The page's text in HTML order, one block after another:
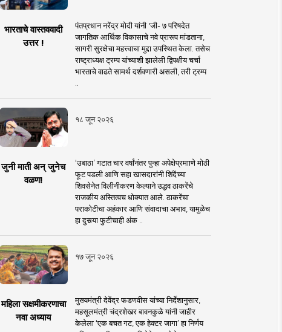
भारताचे वास्तववादी
उत्तर !
पंतप्रधान नरेंद्र मोदी यांनी 'जी- ७ परिषदेत
जागतिक आर्थिक विकासाचे नवे प्रारूप मांडताना,
सागरी सुरक्षेचा महत्त्वाचा मुद्दा उपस्थित केला. तसेच
राष्ट्राध्यक्ष ट्रम्प यांच्याशी झालेली द्विपक्षीय चर्चा
भारताचे वाढते सामर्थ दर्शवणारी असली, तरी ट्रम्प
१८ जून २०२६
जुनी माती अन् जुनेच
वळण!
‘उबाठा’ गटात चार वर्षांनंतर पुन्हा अपेक्षेप्रमााणे मोठी
फूट पडली आणि सहा खासदारांनी शिंदेंच्या
शिवसेनेत विलीनीकरण केल्याने उद्धव ठाकरेंचे
राजकीय अस्तित्वच धोक्यात आले. ठाकरेंचा
पराकोटीचा अहंकार आणि संवादाचा अभाव, यामुळेच
हा दुसर्‍या फुटीचाही अंक ..
१७ जून २०२६
महिला सक्षमीकरणाचा
नवा अध्याय
मुख्यमंत्री देवेंद्र फडणवीस यांच्या निर्देशानुसार,
महसूलमंत्री चंद्रशेखर बावनकुळे यांनी जाहीर
केलेला ‘एक बचत गट, एक हेक्टर जागा’ हा निर्णय